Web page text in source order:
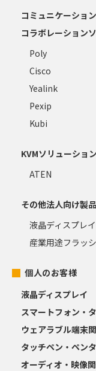
コミュニケーショ
コラボレーション
Poly
Cisco
Yealink
Pexip
Kubi
KVMソリューショ
ATEN
その他法人向け製品
液晶ディスプレイ
産業用途フラッ
個人のお客様
液晶ディスプレイ
スマートフォン・
ウェアラブル端末
タッチペン・ペン
オーディオ・映像